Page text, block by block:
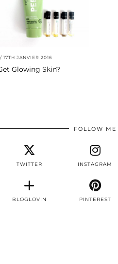
17TH JANVIER 2016
Glowing Skin?
FOLLOW ME
TWITTER INSTAGRAM
BLOGLOVIN PINTEREST